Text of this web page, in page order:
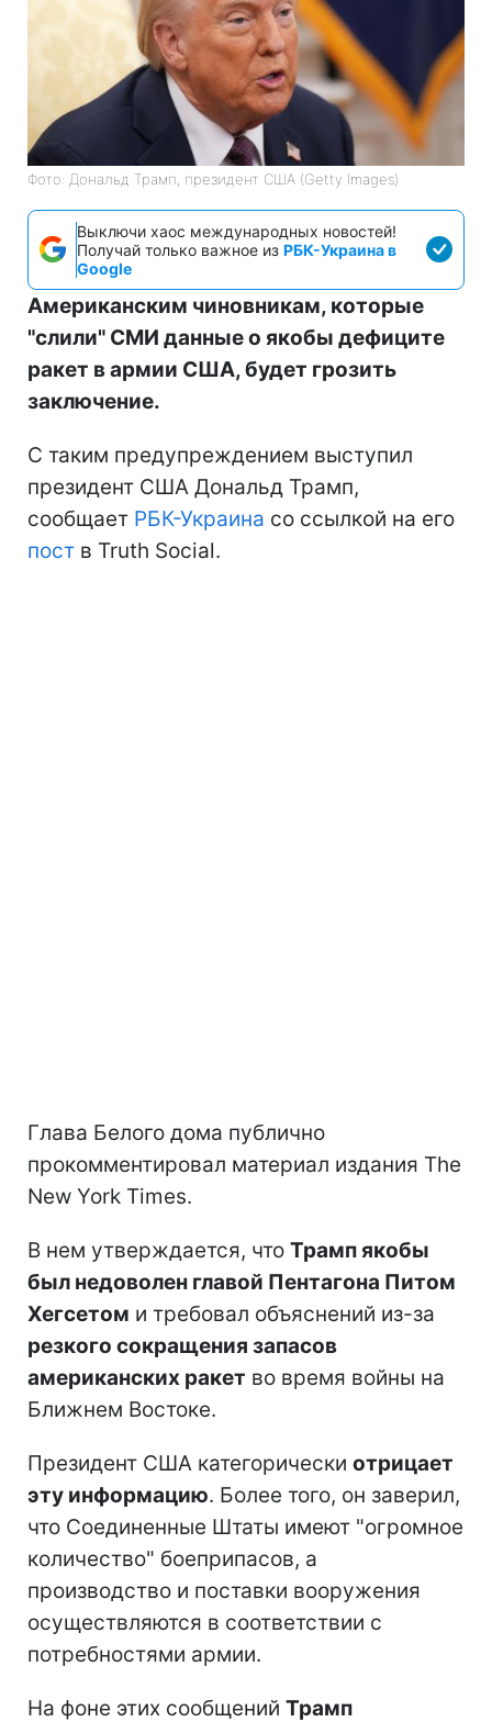
Фото: Дональд Трамп, президент США (Getty Images)
Выключи хаос международных новостей!
Получай только важное из РБК-Украина в
Google
Американским чиновникам, которые
"слили" СМИ данные о якобы дефиците
ракет в армии США, будет грозить
заключение.
С таким предупреждением выступил
президент США Дональд Трамп,
сообщает РБК-Украина со ссылкой на его
пост в Truth Social.
Глава Белого дома публично
прокомментировал материал издания The
New York Times.
В нем утверждается, что Трамп якобы
был недоволен главой Пентагона Питом
Хегсетом и требовал объяснений из-за
резкого сокращения запасов
американских ракет во время войны на
Ближнем Востоке.
Президент США категорически отрицает
эту информацию. Более того, он заверил,
что Соединенные Штаты имеют "огромное
количество" боеприпасов, а
производство и поставки вооружения
осуществляются в соответствии с
потребностями армии.
На фоне этих сообщений Трамп